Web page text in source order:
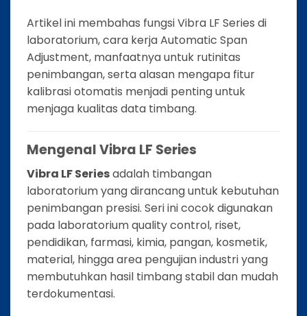
Artikel ini membahas fungsi Vibra LF Series di
laboratorium, cara kerja Automatic Span
Adjustment, manfaatnya untuk rutinitas
penimbangan, serta alasan mengapa fitur
kalibrasi otomatis menjadi penting untuk
menjaga kualitas data timbang.
Mengenal Vibra LF Series
Vibra LF Seriesadalah timbangan
laboratorium yang dirancang untuk kebutuhan
penimbangan presisi. Seri ini cocok digunakan
pada laboratorium quality control, riset,
pendidikan, farmasi, kimia, pangan, kosmetik,
material, hingga area pengujian industri yang
membutuhkan hasil timbang stabil dan mudah
terdokumentasi.